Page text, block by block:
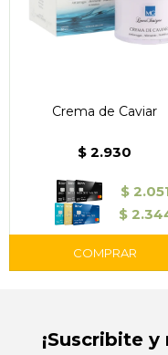
Crema de Caviar
$ 2.930
$
$
¡Suscribite